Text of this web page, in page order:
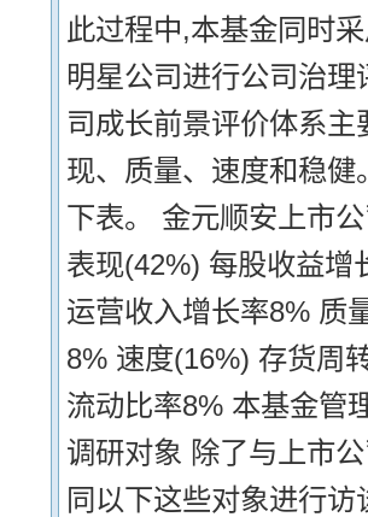
此过程中,本基金同时
明星公司进行公司治
司成长前景评价体系
现、质量、速度和稳
下表。 金元顺安上市
表现(42%) 每股收益增
运营收入增长率8% 质
8% 速度(16%) 存货周
流动比率8% 本基金管
调研对象 除了与上市
同以下这些对象进行